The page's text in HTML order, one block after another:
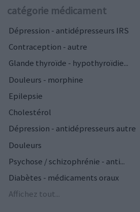
catégorie médicament
Dépression - antidépresseurs IRS
Contraception - autre
Glande thyroïde - hypothyroïdie...
Douleurs - morphine
Epilepsie
Cholestérol
Dépression - antidépresseurs autre
Douleurs
Psychose / schizophrénie - anti...
Diabètes - médicaments oraux
Affichez tout...